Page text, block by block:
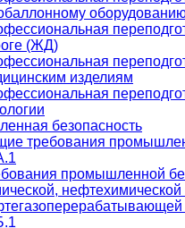
(ЖД)
изделиям
безопасность
требования
промышленной
нефтехимической